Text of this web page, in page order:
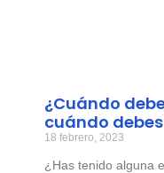
¿Cuándo
cuándo
18 febrero, 2023
¿Has tenido alguna